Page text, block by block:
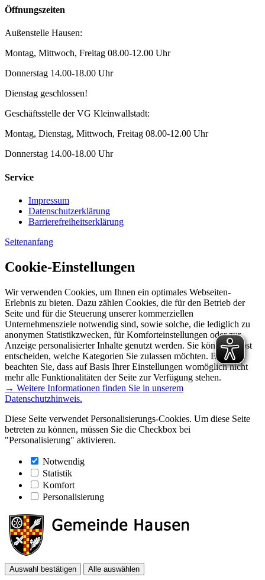
Öffnungszeiten
Außenstelle Hausen:
Montag, Mittwoch, Freitag 08.00-12.00 Uhr
Donnerstag 14.00-18.00 Uhr
Dienstag geschlossen!
Geschäftsstelle der VG Kleinwallstadt:
Montag, Dienstag, Mittwoch, Freitag 08.00-12.00 Uhr
Donnerstag 14.00-18.00 Uhr
Service
Impressum
Datenschutzerklärung
Barrierefreiheitserklärung
Seitenanfang
Cookie-Einstellungen
Wir verwenden Cookies, um Ihnen ein optimales Webseiten-
Erlebnis zu bieten. Dazu zählen Cookies, die für den Betrieb der
Seite und für die Steuerung unserer kommerziellen
Unternehmensziele notwendig sind, sowie solche, die lediglich zu
anonymen Statistikzwecken, für Komforteinstellungen oder zur
Anzeige personalisierter Inhalte genutzt werden. Sie können selbst
entscheiden, welche Kategorien Sie zulassen möchten. Bitte
beachten Sie, dass auf Basis Ihrer Einstellungen womöglich nicht
mehr alle Funktionalitäten der Seite zur Verfügung stehen.
→ Weitere Informationen finden Sie in unserem
Datenschutzhinweis.
Diese Seite verwendet Personalisierungs-Cookies. Um diese Seite
betreten zu können, müssen Sie die Checkbox bei
"Personalisierung" aktivieren.
Notwendig
Statistik
Komfort
Personalisierung
Auswahl bestätigen Alle auswählen